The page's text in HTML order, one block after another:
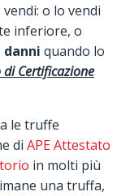
o lo vendi
inferiore, o
quando lo
Certificazione
le truffe
di APE Attestato
in molti più
una truffa,